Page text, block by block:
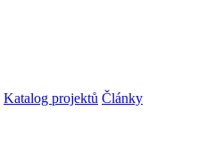
Katalog projektů Články